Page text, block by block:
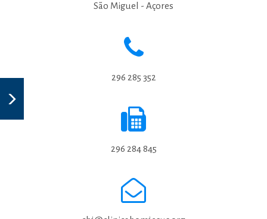
São Miguel - Açores
296 285 352
296 284 845